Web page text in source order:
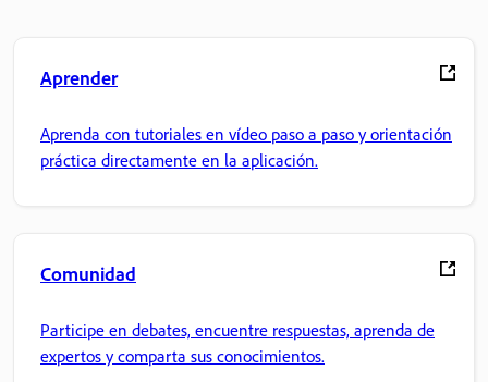
Aprender
Aprenda con tutoriales en vídeo paso a paso y orientación
práctica directamente en la aplicación.
Comunidad
Participe en debates, encuentre respuestas, aprenda de
expertos y comparta sus conocimientos.